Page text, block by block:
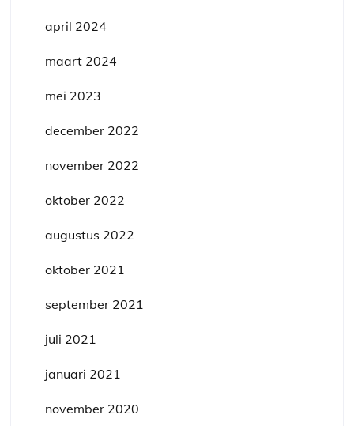
april 2024
maart 2024
mei 2023
december 2022
november 2022
oktober 2022
augustus 2022
oktober 2021
september 2021
juli 2021
januari 2021
november 2020